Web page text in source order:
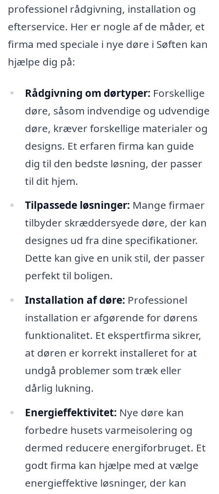
professionel rådgivning, installation og
efterservice. Her er nogle af de måder, et
firma med speciale i nye døre i Søften kan
hjælpe dig på:
Rådgivning om dørtyper: Forskellige
døre, såsom indvendige og udvendige
døre, kræver forskellige materialer og
designs. Et erfaren firma kan guide
dig til den bedste løsning, der passer
til dit hjem.
Tilpassede løsninger: Mange firmaer
tilbyder skræddersyede døre, der kan
designes ud fra dine specifikationer.
Dette kan give en unik stil, der passer
perfekt til boligen.
Installation af døre: Professionel
installation er afgørende for dørens
funktionalitet. Et ekspertfirma sikrer,
at døren er korrekt installeret for at
undgå problemer som træk eller
dårlig lukning.
Energieffektivitet: Nye døre kan
forbedre husets varmeisolering og
dermed reducere energiforbruget. Et
godt firma kan hjælpe med at vælge
energieffektive løsninger, der kan